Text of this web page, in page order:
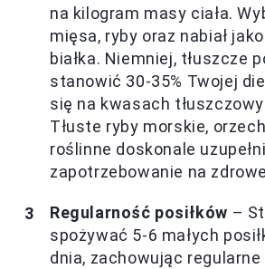
na kilogram masy ciała.
mięsa, ryby oraz nabiał
białka. Niemniej, tłuszcze
stanowić 30-35% Twojej
się na kwasach
Tłuste ryby morskie,
roślinne doskonale
zapotrzebowanie na
Regularność posiłków –
spożywać 5-6 małych
dnia, zachowując